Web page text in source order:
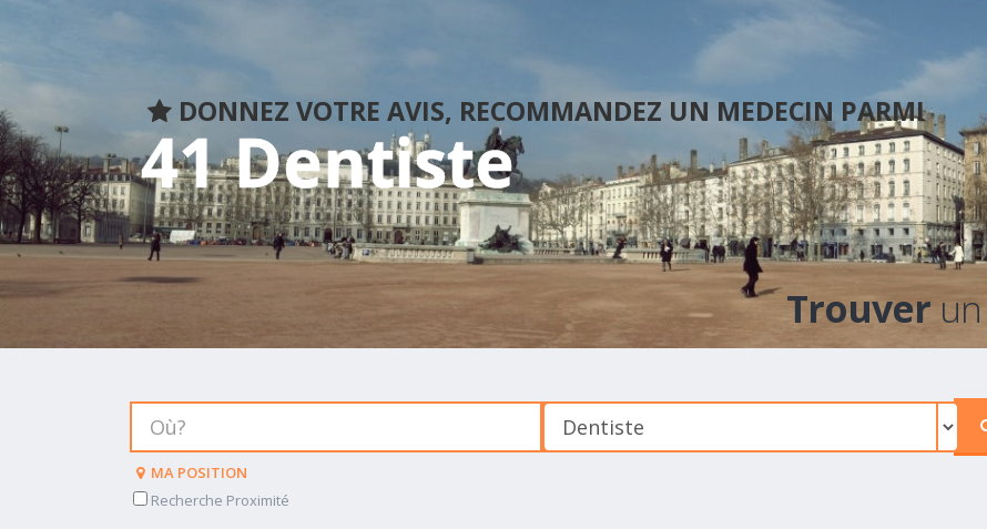
41 Dentiste
DONNEZ VOTRE AVIS, RECOMMANDEZ UN MEDECIN PARMI
Trouver un
MA POSITION
Recherche Proximité